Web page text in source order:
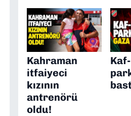
Kahraman
itfaiyeci
kızının
antrenörü
oldu!